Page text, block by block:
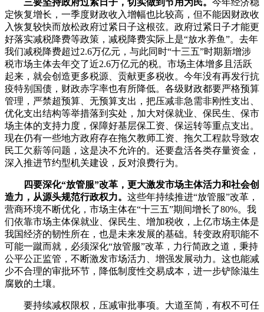
三要坚持政府过紧日子，切实做到节用为民。 今年经济稳
定恢复增长，一季度财政收入增幅也比较高，但不能因财政收
入恢复较快而放松政府过紧日子这根弦。政府过紧日子才能更
好落实减税降费等政策，减税降费实际上是“放水养鱼”。去年
我们减税降费超过2.6万亿元，与此同时“十三五”时期新增涉
税市场主体去年交了近2.6万亿元的税。市场主体增多且活跃
起来，就会创造更多税源、贡献更多税收。今年没有再发行抗
疫特别国债，财政赤字率也有所降低。各级财政都要严格预算
管理，严禁超预算、无预算支出，把压减非急需非刚性支出、
优化支出结构等举措落到实处，加大对保就业、保民生、保市
场主体的支持力度，保障好基层保工资、保运转等重点支出。
现在仍有一些地方政府存在拖欠教师工资、拖欠工程款导致农
民工欠薪等问题，这是决不允许的。还要盘活各类存量资金，
深入推进节约型机关建设，反对浪费行为。
四要深化“放管服”改革，更大激发市场主体活力和社会创
造力，从源头规范行政权力。 这些年持续推进“放管服”改革，
营商环境不断优化，市场主体在“十三五”期间增长了80%。我
们依靠市场主体保就业、保民生、增加税收，上亿市场主体是
我国经济的韧性所在，也是未来发展的基础。转变政府职能不
可能一蹴而就，必须深化“放管服”改革，力行简政之道，秉持
公平公正监管，不断激发市场活力、增强发展动力。这也能减
少不合理的审批环节，降低制度性交易成本，进一步铲除滋生
腐败的土壤。
要持续减权限权，压减审批事项。大道至简，有权不可任